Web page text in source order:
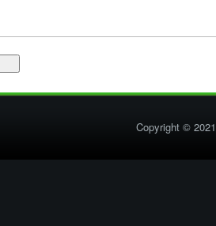
Copyright ©